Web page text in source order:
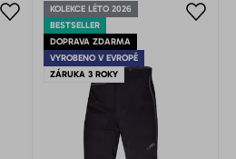
KOLEKCE LÉTO 2026
BESTSELLER
DOPRAVA ZDARMA
VYROBENO V EVROPĚ
ZÁRUKA 3 ROKY